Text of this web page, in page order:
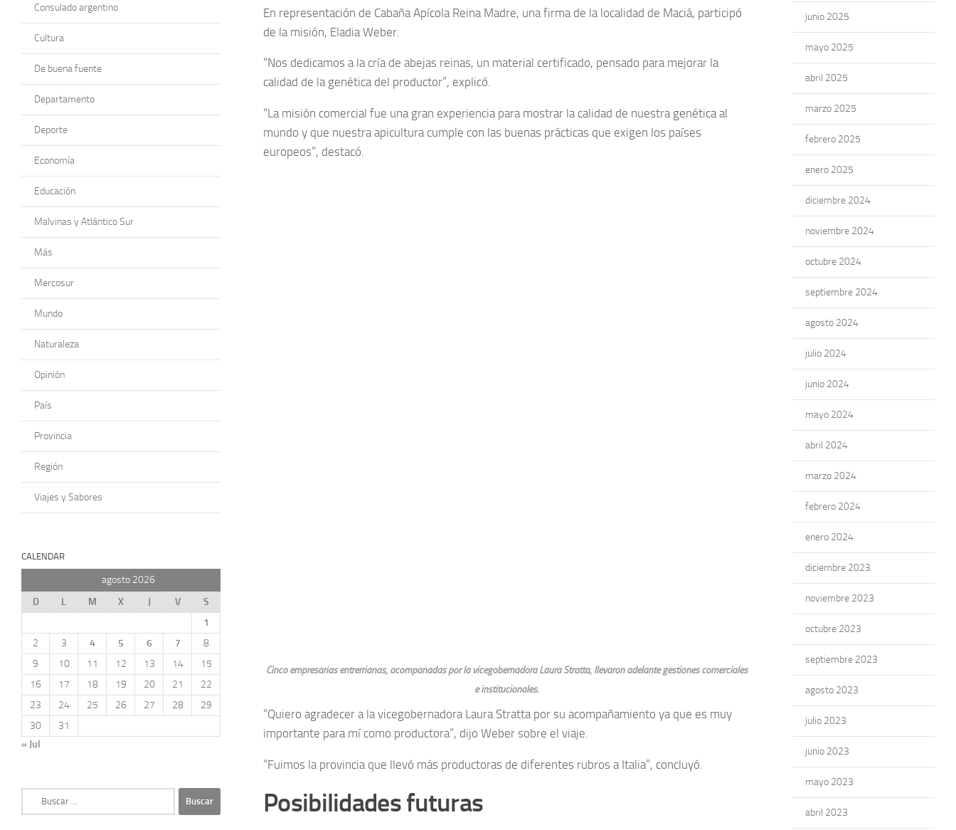
En representación de Cabaña Apícola Reina Madre, una firma de la localidad de Maciá, participó
de la misión, Eladia Weber.
“Nos dedicamos a la cría de abejas reinas, un material certificado, pensado para mejorar la
calidad de la genética del productor”, explicó.
“La misión comercial fue una gran experiencia para mostrar la calidad de nuestra genética al
mundo y que nuestra apicultura cumple con las buenas prácticas que exigen los países
europeos”, destacó.
Cinco empresarias entrerrianas, acompañadas por la vicegobernadora Laura Stratta, llevaron adelante gestiones comerciales
e institucionales.
“Quiero agradecer a la vicegobernadora Laura Stratta por su acompañamiento ya que es muy
importante para mí como productora”, dijo Weber sobre el viaje.
“Fuimos la provincia que llevó más productoras de diferentes rubros a Italia”, concluyó.
Posibilidades futuras
Consulado argentino
Cultura
De buena fuente
Departamento
Deporte
Economía
Educación
Malvinas y Atlántico Sur
Más
Mercosur
Mundo
Naturaleza
Opinión
País
Provincia
Región
Viajes y Sabores
CALENDAR
agosto 2026
D
L M X J V
S
1
2
3 4 5 6 7
8
9
10 11 12 13 14
15
16
17 18 19 20 21
22
23
24 25 26 27 28
29
30
31
« Jul
junio 2025
mayo 2025
abril 2025
marzo 2025
febrero 2025
enero 2025
diciembre 2024
noviembre 2024
octubre 2024
septiembre 2024
agosto 2024
julio 2024
junio 2024
mayo 2024
abril 2024
marzo 2024
febrero 2024
enero 2024
diciembre 2023
noviembre 2023
octubre 2023
septiembre 2023
agosto 2023
julio 2023
junio 2023
mayo 2023
abril 2023